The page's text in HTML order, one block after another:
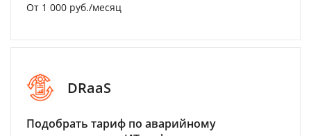
От 1 000 руб./месяц
DRaaS
Подобрать тариф по аварийному